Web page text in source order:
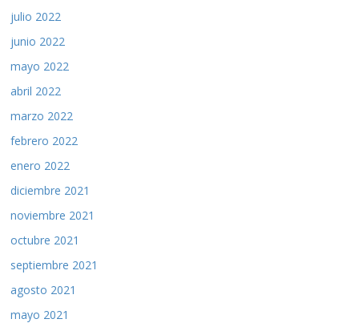
julio 2022
junio 2022
mayo 2022
abril 2022
marzo 2022
febrero 2022
enero 2022
diciembre 2021
noviembre 2021
octubre 2021
septiembre 2021
agosto 2021
mayo 2021